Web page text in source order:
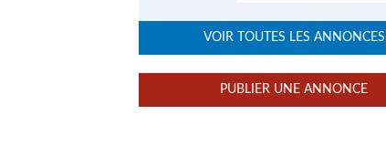
VOIR TOUTES LES ANNONCES
PUBLIER UNE ANNONCE